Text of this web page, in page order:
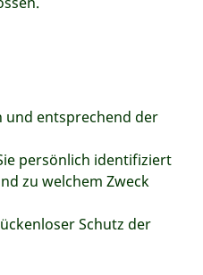
und entsprechend der
persönlich identifiziert
zu welchem Zweck
Schutz der